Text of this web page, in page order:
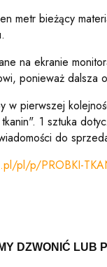
metr bieżący
na ekranie
ponieważ dalsza
w pierwszej
1 sztuka
do
pl/p/PROBKI-
DZWONIĆ LUB